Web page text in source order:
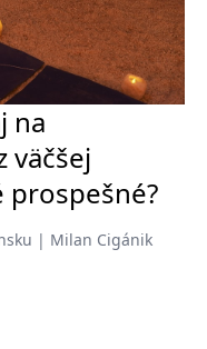
na
väčšej
prospešné?
| Milan Cigánik